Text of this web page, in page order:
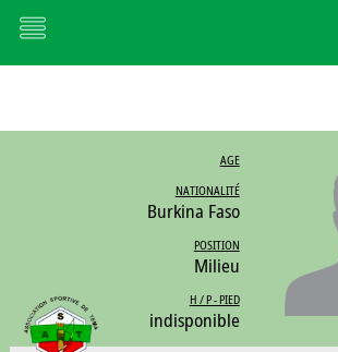
AGE
NATIONALITÉ
Burkina Faso
POSITION
Milieu
H / P - PIED
indisponible